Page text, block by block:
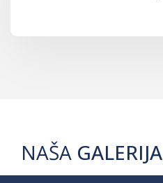
NAŠA GALERIJA